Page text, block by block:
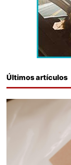
Últimos artículos